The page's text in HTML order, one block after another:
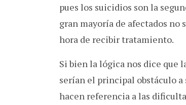
pues los suicidios son la
gran mayoría de afectados no
hora de recibir tratamiento.
Si bien la lógica nos dice que
serían el principal obstáculo
hacen referencia a las